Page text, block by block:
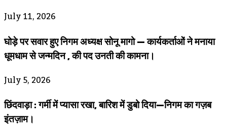
July 11, 2026
घोड़े पर सवार हुए निगम अध्यक्ष सोनू मागो — कार्यकर्ताओं ने मनाया
धूमधाम से जन्मदिन , की पद उनती की कामना।
July 5, 2026
छिंदवाड़ा : गर्मी में प्यासा रखा, बारिश में डुबो दिया—निगम का गज़ब
इंतज़ाम।